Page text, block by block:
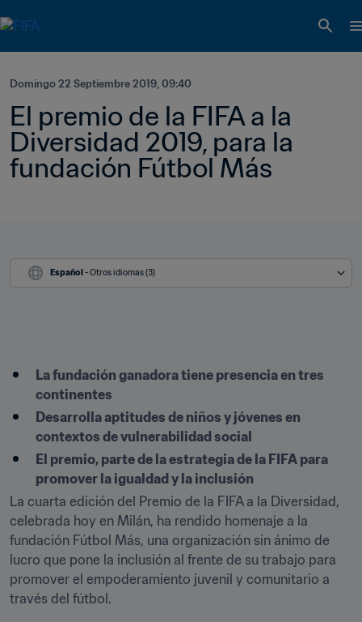
Domingo 22 Septiembre 2019, 09:40
El premio de la FIFA a la
Diversidad 2019, para la
fundación Fútbol Más
Español - Otros idiomas (3)
La fundación ganadora tiene presencia en tres
continentes
Desarrolla aptitudes de niños y jóvenes en
contextos de vulnerabilidad social
El premio, parte de la estrategia de la FIFA para
promover la igualdad y la inclusión
La cuarta edición del Premio de la FIFA a la Diversidad,
celebrada hoy en Milán, ha rendido homenaje a la
fundación Fútbol Más, una organización sin ánimo de
lucro que pone la inclusión al frente de su trabajo para
promover el empoderamiento juvenil y comunitario a
través del fútbol.